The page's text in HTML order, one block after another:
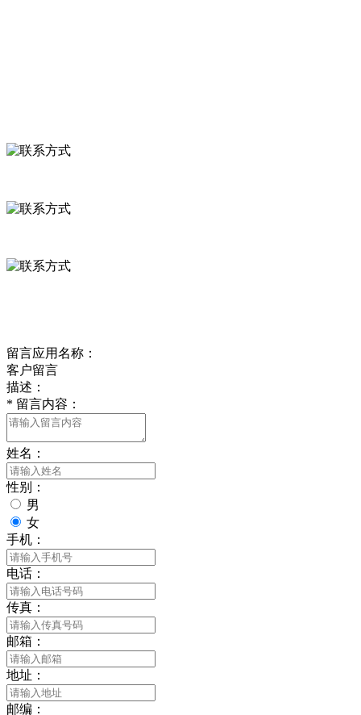
留言应用名称：
客户留言
描述：
* 留言内容：
姓名：
性别：
男
女
手机：
电话：
传真：
邮箱：
地址：
邮编：